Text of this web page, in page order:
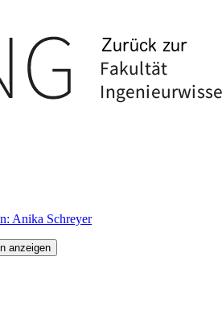
Anika Schreyer
anzeigen